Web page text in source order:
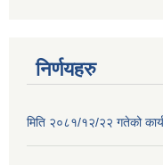
निर्णयहरु
मिति २०८१/१२/२२ गतेको